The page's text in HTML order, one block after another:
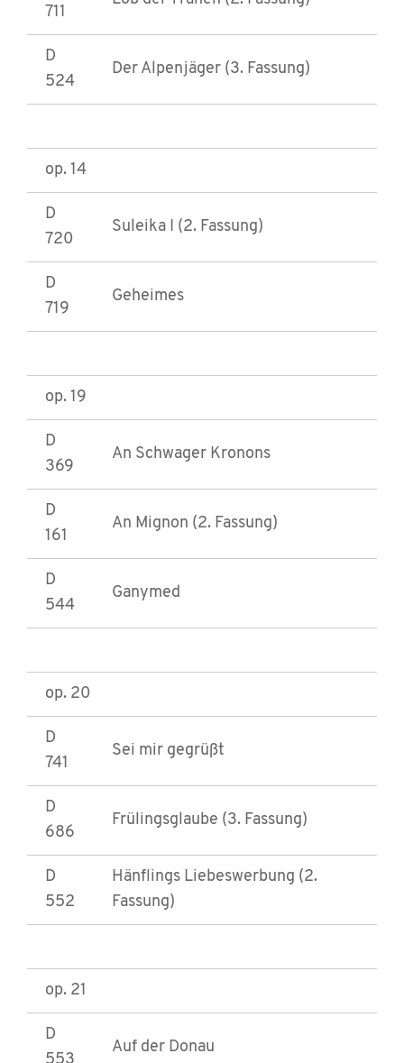
711
D
524
Der Alpenjäger (3. Fassung)
op. 14
D
720
Suleika I (2. Fassung)
D
719
Geheimes
op. 19
D
369
An Schwager Kronons
D
161
An Mignon (2. Fassung)
D
544
Ganymed
op. 20
D
741
Sei mir gegrüßt
D
686
Frülingsglaube (3. Fassung)
D
552
Hänflings Liebeswerbung (2.
Fassung)
op. 21
D
Auf der Donau